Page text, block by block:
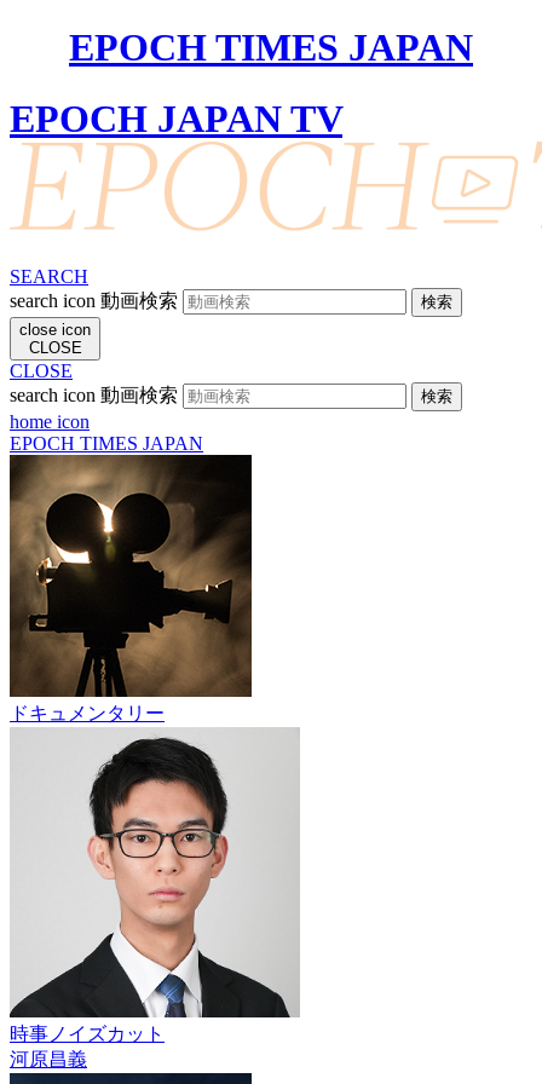
EPOCH TIMES JAPAN
EPOCH JAPAN TV
SEARCH
search icon 動画検索
close icon
CLOSE
CLOSE
search icon 動画検索
home icon
EPOCH TIMES JAPAN
ドキュメンタリー
時事ノイズカット
河原昌義